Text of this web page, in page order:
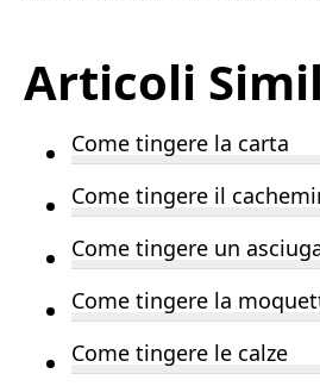
Articoli
Come tingere la carta
Come tingere il
Come tingere un
Come tingere la
Come tingere le calze